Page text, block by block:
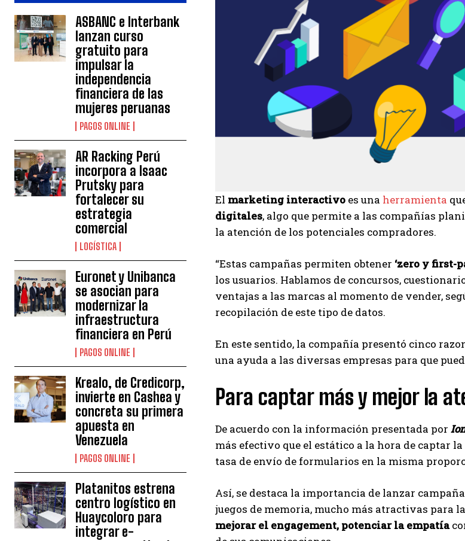
ASBANC e Interbank
lanzan curso
gratuito para
impulsar la
independencia
financiera de las
mujeres peruanas
PAGOS ONLINE
AR Racking Perú
incorpora a Isaac
Prutsky para
fortalecer su
estrategia
comercial
LOGÍSTICA
Euronet y Unibanca
se asocian para
modernizar la
infraestructura
financiera en Perú
PAGOS ONLINE
Krealo, de Credicorp,
invierte en Cashea y
concreta su primera
apuesta en
Venezuela
PAGOS ONLINE
Platanitos estrena
centro logístico en
Huaycoloro para
integrar e-
El marketing interactivo es una herramienta
digitales, algo que permite a las compañías
la atención de los potenciales compradores.
“Estas campañas permiten obtener ‘zero y first-
los usuarios. Hablamos de concursos,
ventajas a las marcas al momento de vender,
recopilación de este tipo de datos.
En este sentido, la compañía presentó cinco
una ayuda a las diversas empresas para que
Para captar más y mejor la
De acuerdo con la información presentada por
más efectivo que el estático a la hora de captar
tasa de envío de formularios en la misma
Así, se destaca la importancia de lanzar
juegos de memoria, mucho más atractivas para
mejorar el engagement, potenciar la empatía